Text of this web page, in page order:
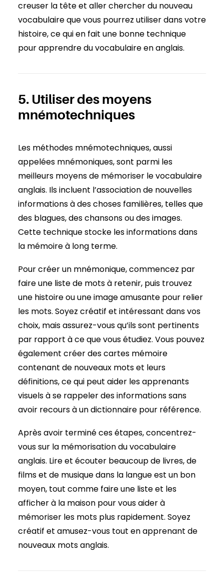
creuser la tête et aller chercher du nouveau
vocabulaire que vous pourrez utiliser dans votre
histoire, ce qui en fait une bonne technique
pour apprendre du vocabulaire en anglais.
5. Utiliser des moyens
mnémotechniques
Les méthodes mnémotechniques, aussi
appelées mnémoniques, sont parmi les
meilleurs moyens de mémoriser le vocabulaire
anglais. Ils incluent l’association de nouvelles
informations à des choses familières, telles que
des blagues, des chansons ou des images.
Cette technique stocke les informations dans
la mémoire à long terme.
Pour créer un mnémonique, commencez par
faire une liste de mots à retenir, puis trouvez
une histoire ou une image amusante pour relier
les mots. Soyez créatif et intéressant dans vos
choix, mais assurez-vous qu’ils sont pertinents
par rapport à ce que vous étudiez. Vous pouvez
également créer des cartes mémoire
contenant de nouveaux mots et leurs
définitions, ce qui peut aider les apprenants
visuels à se rappeler des informations sans
avoir recours à un dictionnaire pour référence.
Après avoir terminé ces étapes, concentrez-
vous sur la mémorisation du vocabulaire
anglais. Lire et écouter beaucoup de livres, de
films et de musique dans la langue est un bon
moyen, tout comme faire une liste et les
afficher à la maison pour vous aider à
mémoriser les mots plus rapidement. Soyez
créatif et amusez-vous tout en apprenant de
nouveaux mots anglais.